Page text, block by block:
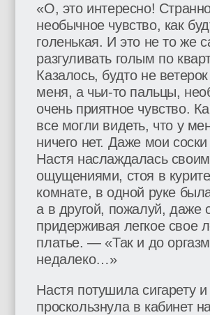
«О, это интересно!
необычное чувство, как
голенькая. И это не то же
разгуливать голым по
Казалось, будто не
меня, а чьи-то пальцы,
очень приятное чувство.
все могли видеть, что у
ничего нет. Даже мои
Настя наслаждалась
ощущениями, стоя в
комнате, в одной руке
а в другой, пожалуй, даже
придерживая легкое свое
платье. — «Так и до
недалеко…»
Настя потушила сигарету и
проскользнула в кабинет